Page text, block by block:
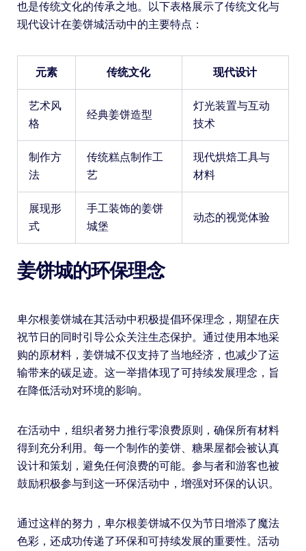
也是传统文化的传承之地。以下表格展示了传统文化与
现代设计在姜饼城活动中的主要特点：
元素 传统文化 现代设计
艺术风
格
经典姜饼造型
灯光装置与互动
技术
制作方
法
传统糕点制作工
艺
现代烘焙工具与
材料
展现形
式
手工装饰的姜饼
城堡
动态的视觉体验
姜饼城的环保理念
卑尔根姜饼城在其活动中积极提倡环保理念，期望在庆
祝节日的同时引导公众关注生态保护。通过使用本地采
购的原材料，姜饼城不仅支持了当地经济，也减少了运
输带来的碳足迹。这一举措体现了可持续发展理念，旨
在降低活动对环境的影响。
在活动中，组织者努力推行零浪费原则，确保所有材料
得到充分利用。每一个制作的姜饼、糖果屋都会被认真
设计和策划，避免任何浪费的可能。参与者和游客也被
鼓励积极参与到这一环保活动中，增强对环保的认识。
通过这样的努力，卑尔根姜饼城不仅为节日增添了魔法
色彩，还成功传递了环保和可持续发展的重要性。活动